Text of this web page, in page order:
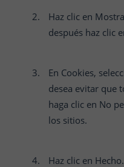
Haz clic en
después haz clic
En Cookies,
desea evitar que
haga clic en No
los sitios.
Haz clic en Hecho.